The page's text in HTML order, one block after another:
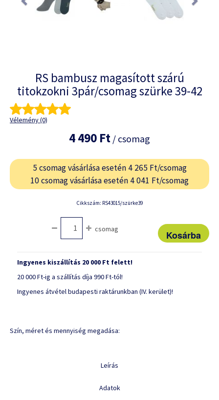
RS bambusz magasított szárú
titokzokni 3pár/csomag szürke 39-42
Vélemény (0)
4 490 Ft / csomag
5 csomag vásárlása esetén 4 265 Ft/csomag
10 csomag vásárlása esetén 4 041 Ft/csomag
Cikkszám: RS43015/szürke39
csomag
Ingyenes kiszállítás 20 000 Ft felett!
20 000 Ft-ig a szállítás díja 990 Ft-tól!
Ingyenes átvétel budapesti raktárunkban (IV. kerület)!
Szín, méret és mennyiség megadása:
Leírás
Adatok